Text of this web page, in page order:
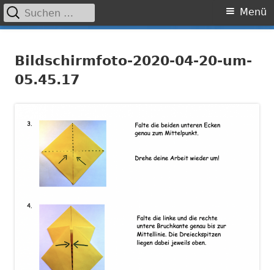
zum
Primäres
Menü
Suchen
nach:
Bildschirmfoto-2020-04-20-um-
05.45.17